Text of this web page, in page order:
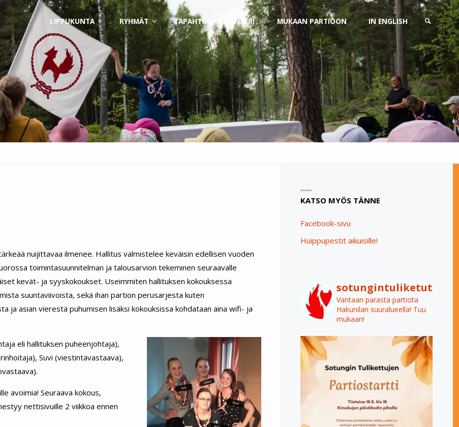
Skip
to
content
LIPPUKUNTA RYHMÄT TAPAHTUMAKALENTERI MUKAAN PARTIOON IN ENGLISH
SEARCH
nuijittavaa ilmenee. Hallitus valmistelee keväisin edellisen vuoden
toimintasuunnitelman ja talousarvion tekeminen seuraavalle
kevät- ja syyskokoukset. Useimmiten hallituksen kokouksessa
suuntaviivoista, sekä ihan partion perusarjesta kuten
ja asian vierestä puhumisen lisäksi kokouksissa kohdataan aina wifi- ja
eli hallituksen puheenjohtaja),
Suvi (viestintävastaava),
avoimia! Seuraava kokous,
nettisivuille 2 viikkoa ennen
KATSO MYÖS TÄNNE
Facebook-sivu
Huippupestit aikuisille!
sotungintuliketut
Vantaan parasta partiota
Hakunilan suuralueella! Tuu
mukaan!